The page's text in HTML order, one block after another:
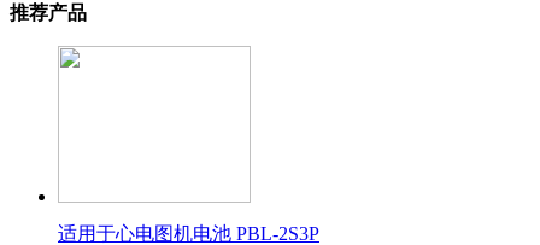
推荐产品
适用于心电图机电池 PBL-2S3P